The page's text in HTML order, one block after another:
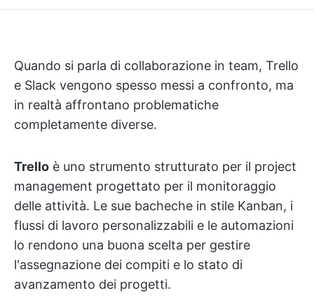
Quando si parla di collaborazione in team, Trello
e Slack vengono spesso messi a confronto, ma
in realtà affrontano problematiche
completamente diverse.
Trello è uno strumento strutturato per il project
management progettato per il monitoraggio
delle attività. Le sue bacheche in stile Kanban, i
flussi di lavoro personalizzabili e le automazioni
lo rendono una buona scelta per gestire
l'assegnazione dei compiti e lo stato di
avanzamento dei progetti.